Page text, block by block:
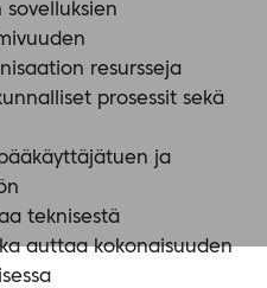
resursseja
prosessit sekä
ja
teknisestä
auttaa kokonaisuuden